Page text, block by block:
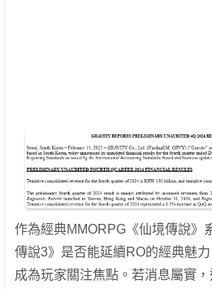
作為經典MMORPG《仙境傳說》
傳說3》是否能延續RO的經典魅
成為玩家關注焦點。若消息屬實，